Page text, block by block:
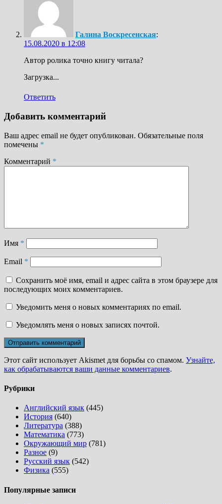
Галина Воскресенская:
15.08.2020 в 12:08
Автор ролика точно книгу читала?
Загрузка...
Ответить
Добавить комментарий
Ваш адрес email не будет опубликован. Обязательные поля
помечены *
Комментарий *
Имя *
Email *
Сохранить моё имя, email и адрес сайта в этом браузере для
последующих моих комментариев.
Уведомить меня о новых комментариях по email.
Уведомлять меня о новых записях почтой.
Этот сайт использует Akismet для борьбы со спамом. Узнайте,
как обрабатываются ваши данные комментариев.
Рубрики
Английский язык (445)
История (640)
Литература (388)
Математика (773)
Окружающий мир (781)
Разное (9)
Русский язык (542)
Физика (555)
Популярные записи